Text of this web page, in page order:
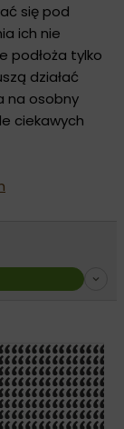
się pod
ich nie
podłoża tylko
działać
na osobny
ciekawych